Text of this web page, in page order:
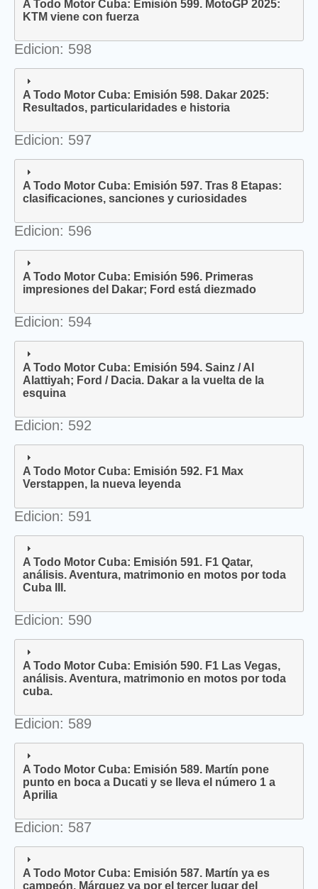
A Todo Motor Cuba: Emisión 599. MotoGP 2025:
KTM viene con fuerza
Edicion: 598
A Todo Motor Cuba: Emisión 598. Dakar 2025:
Resultados, particularidades e historia
Edicion: 597
A Todo Motor Cuba: Emisión 597. Tras 8 Etapas:
clasificaciones, sanciones y curiosidades
Edicion: 596
A Todo Motor Cuba: Emisión 596. Primeras
impresiones del Dakar; Ford está diezmado
Edicion: 594
A Todo Motor Cuba: Emisión 594. Sainz / Al
Alattiyah; Ford / Dacia. Dakar a la vuelta de la
esquina
Edicion: 592
A Todo Motor Cuba: Emisión 592. F1 Max
Verstappen, la nueva leyenda
Edicion: 591
A Todo Motor Cuba: Emisión 591. F1 Qatar,
análisis. Aventura, matrimonio en motos por toda
Cuba III.
Edicion: 590
A Todo Motor Cuba: Emisión 590. F1 Las Vegas,
análisis. Aventura, matrimonio en motos por toda
cuba.
Edicion: 589
A Todo Motor Cuba: Emisión 589. Martín pone
punto en boca a Ducati y se lleva el número 1 a
Aprilia
Edicion: 587
A Todo Motor Cuba: Emisión 587. Martín ya es
campeón, Márquez va por el tercer lugar del